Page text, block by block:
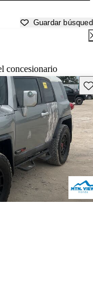
Guardar
concesionario